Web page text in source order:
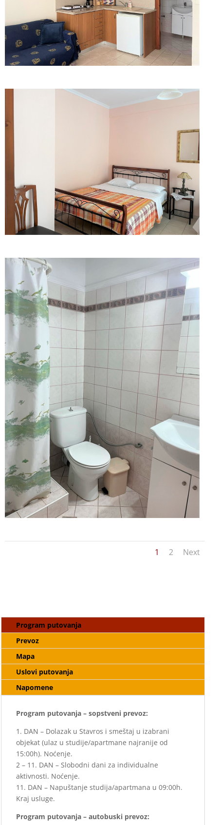
1 2 Next
Program putovanja
Prevoz
Mapa
Uslovi putovanja
Napomene
Program putovanja – sopstveni prevoz:
1. DAN – Dolazak u Stavros i smeštaj u izabrani
objekat (ulaz u studije/apartmane najranije od
15:00h). Noćenje.
2 – 11. DAN – Slobodni dani za individualne
aktivnosti. Noćenje.
11. DAN – Napuštanje studija/apartmana u 09:00h.
Kraj usluge.
Program putovanja – autobuski prevoz: